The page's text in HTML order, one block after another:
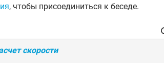
, чтобы присоединиться к беседе.
скорости